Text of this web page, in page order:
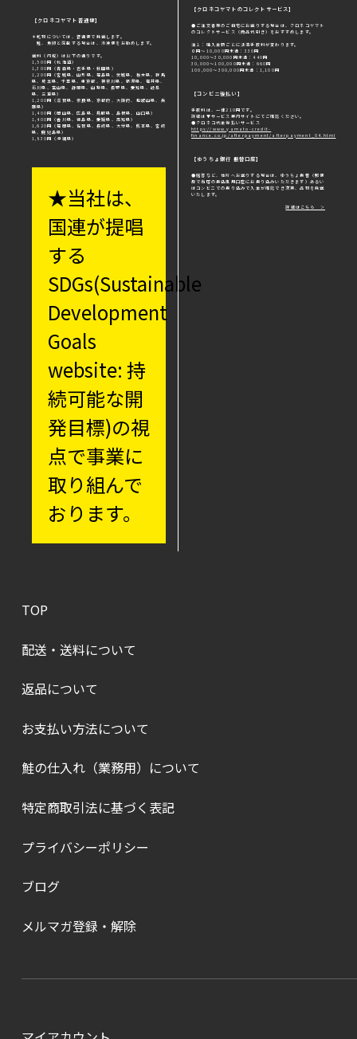
【クロネコヤマト普通便】
＊乾物については、普通便で発送します。
鮭、魚卵と混載する場合は、冷凍便をお勧めします。
送料（内税）は以下の通りです。
1,500円（北海道）
1,300円（青森県・岩手県・秋田県）
1,200円（宮城県、山形県、福島県、茨城県、栃木県、群馬
県、埼玉県、千葉県、東京都、神奈川県、新潟県、福井県、
石川県、富山県、静岡県、山梨県、長野県、愛知県、岐阜
県、三重県）
1,200円（滋賀県、奈良県、京都府、大阪府、和歌山県、兵
庫県）
1,400円（岡山県、広島県、鳥取県、島根県、山口県）
1,400円（香川県、徳島県、愛媛県、高知県）
1,620円（福岡県、佐賀県、長崎県、大分県、熊本県、宮崎
県、鹿児島県）
1,830円（沖縄県）
★当社は、
国連が提唱
する
SDGs(Sustainable
Development
Goals
website: 持
続可能な開
発目標)の視
点で事業に
取り組んで
おります。
【クロネコヤマトのコレクトサービス】
●ご注文者様のご自宅にお送りする場合は、クロネコヤマト
のコレクトサービス（商品代引き）をおすすめします。
注１：購入金額ごとに決済手数料が変わります。
０円～10,000円未満：330円
10,000～30,000円未満：440円
30,000～100,000円未満：660円
100,000～300,000円未満：1,100円
【コンビニ後払い】
手数料は、一律210円です。
詳細は▼サービス案内サイトにてご確認ください。
●クロネコ代金後払いサービス
https://www.yamato-credit-
finance.co.jp/afterpayment/afterpayment_04.html
【ゆうちょ銀行 振替口座】
●贈答など、他所へお送りする場合は、ゆうちょ振替（郵便
局で当店の振込専用口座にお振り込みいただきます）あるい
はコンビニでの振り込みで入金が確認でき次第、品物を発送
いたします。
詳細はこちら ＞
TOP
配送・送料について
返品について
お支払い方法について
鮭の仕入れ（業務用）について
特定商取引法に基づく表記
プライバシーポリシー
ブログ
メルマガ登録・解除